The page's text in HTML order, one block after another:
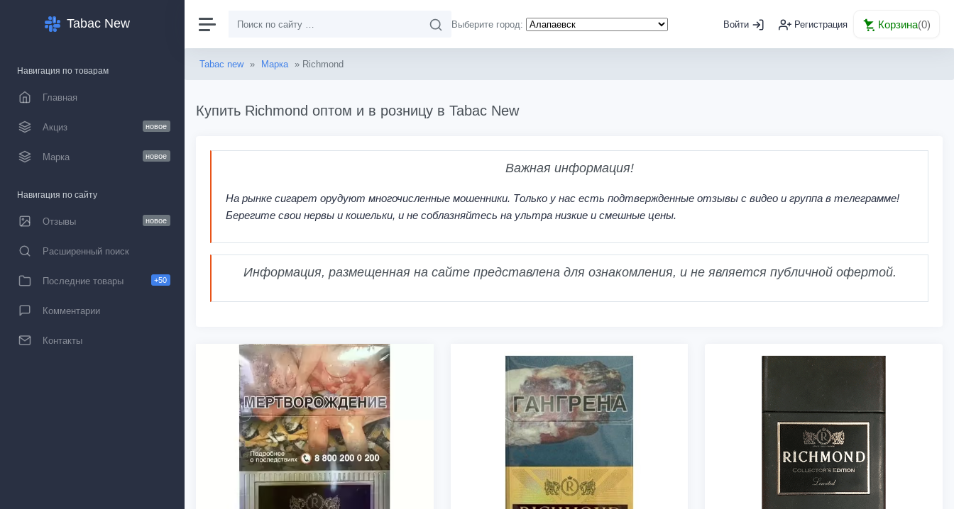
Tabac New
Навигация по товарам
Главная
Акциз новое
Марка новое
Навигация по сайту
Отзывы новое
Расширенный поиск
Последние товары +50
Комментарии
Контакты
Выберите город: Войти Регистрация Корзина(0)
Tabac new » Марка » Richmond
Купить Richmond оптом и в розницу в Tabac New
Важная информация!
На рынке сигарет орудуют многочисленные мошенники. Только у нас есть подтвержденные отзывы с видео и группа в телеграмме!
Берегите свои нервы и кошельки, и не соблазняйтесь на ультра низкие и смешные цены.
Информация, размещенная на сайте представлена для ознакомления, и не является публичной офертой.